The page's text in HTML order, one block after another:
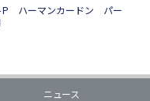
ハーマンカードン パー
ニュース